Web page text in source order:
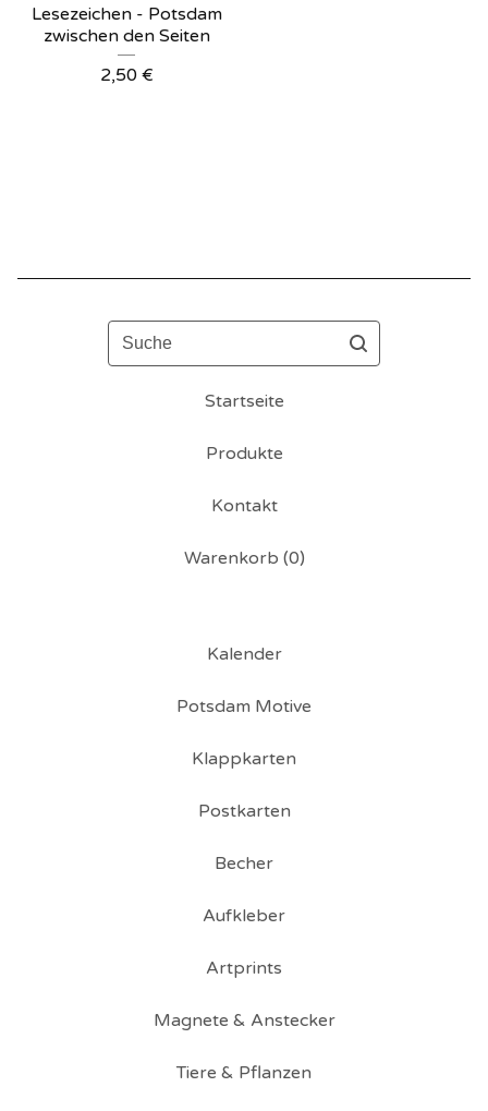
Lesezeichen - Potsdam
zwischen den Seiten
2,50 €
Suche
Startseite
Produkte
Kontakt
Warenkorb (0)
Kalender
Potsdam Motive
Klappkarten
Postkarten
Becher
Aufkleber
Artprints
Magnete & Anstecker
Tiere & Pflanzen